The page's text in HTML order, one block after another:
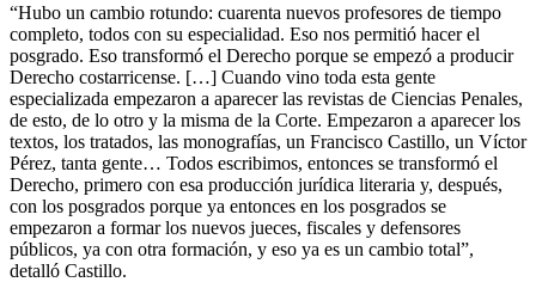
“Hubo un cambio rotundo: cuarenta nuevos profesores de tiempo
completo, todos con su especialidad. Eso nos permitió hacer el
posgrado. Eso transformó el Derecho porque se empezó a producir
Derecho costarricense. […] Cuando vino toda esta gente
especializada empezaron a aparecer las revistas de Ciencias Penales,
de esto, de lo otro y la misma de la Corte. Empezaron a aparecer los
textos, los tratados, las monografías, un Francisco Castillo, un Víctor
Pérez, tanta gente… Todos escribimos, entonces se transformó el
Derecho, primero con esa producción jurídica literaria y, después,
con los posgrados porque ya entonces en los posgrados se
empezaron a formar los nuevos jueces, fiscales y defensores
públicos, ya con otra formación, y eso ya es un cambio total”,
detalló Castillo.